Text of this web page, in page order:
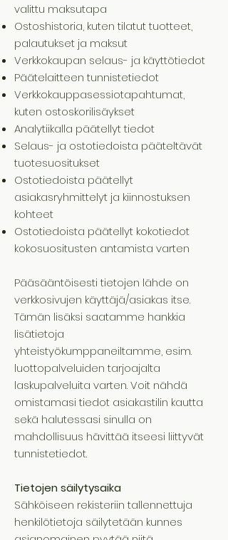
valittu maksutapa
Ostoshistoria, kuten tilatut tuotteet,
palautukset ja maksut
Verkkokaupan selaus- ja käyttötiedot
Päätelaitteen tunnistetiedot
Verkkokauppasessiotapahtumat,
kuten ostoskorilisäykset
Analytiikalla päätellyt tiedot
Selaus- ja ostotiedoista pääteltävät
tuotesuositukset
Ostotiedoista päätellyt
asiakasryhmittelyt ja kiinnostuksen
kohteet
Ostotiedoista päätellyt kokotiedot
kokosuositusten antamista varten
Pääsääntöisesti tietojen lähde on
verkkosivujen käyttäjä/asiakas itse.
Tämän lisäksi saatamme hankkia
lisätietoja
yhteistyökumppaneiltamme, esim.
luottopalveluiden tarjoajalta
laskupalveluita varten. Voit nähdä
omistamasi tiedot asiakastilin kautta
sekä halutessasi sinulla on
mahdollisuus hävittää itseesi liittyvät
tunnistetiedot.
Tietojen säilytysaika
Sähköiseen rekisteriin tallennettuja
henkilötietoja säilytetään kunnes